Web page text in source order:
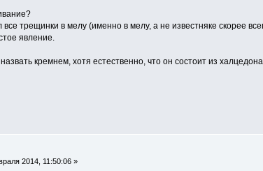
трещинки в мелу (именно в мелу, а не известняке скорее
явление.
кремнем, хотя естественно, что он состоит из
2014, 11:50:06 »